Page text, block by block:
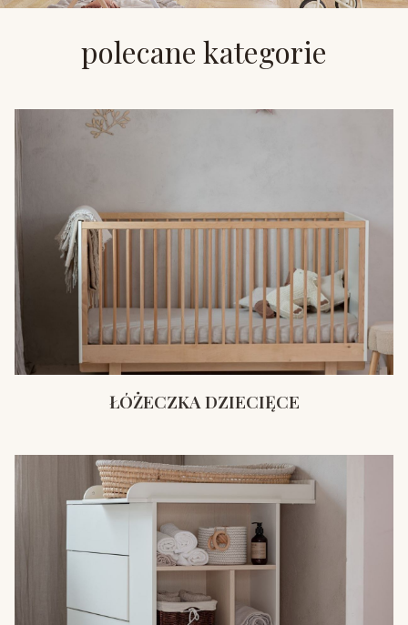
polecane kategorie
ŁÓŻECZKA DZIECIĘCE